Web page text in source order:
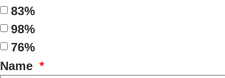
83%
98%
76%
Name